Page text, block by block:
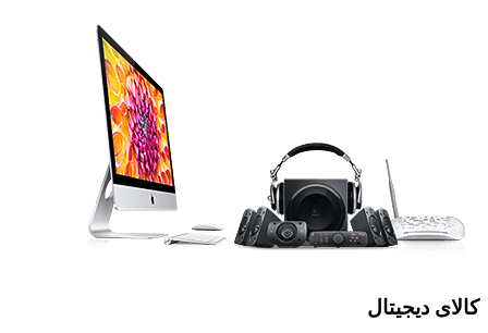
کالای دیجیتال